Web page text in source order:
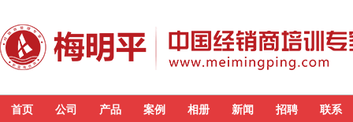
首页 公司 产品 案例 相册 新闻 招聘 联系